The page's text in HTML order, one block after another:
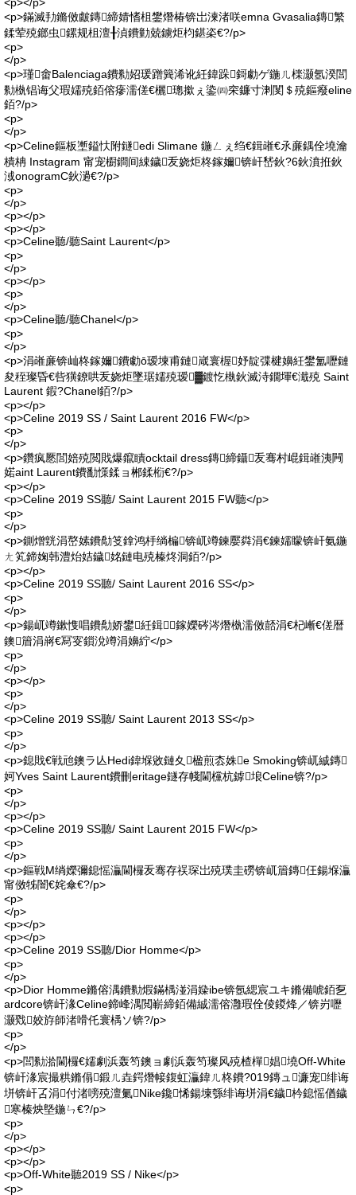
<p>鏋滅劧鏅傚皻鏄締婧愭柤鐢熸椿锛岀湅渚咲emna Gvasalia鏄繁
鍒荤殑鎯虫鏍规柤澶╂湞鐨勭兢鐪炬枃鍖栥€?/p>
<p>
</p>
<p>瑾畬Balenciaga鐨勬妱瑗蹭簨浠讹紝鍏跺鎶勮ゲ鍦ㄦ檪灏氬湀閭
勬槸锠诲父瑕嬬殑銆傛瘮濡傞€欐璁撳ぇ鍌㈣穼鐮寸溂閺＄殑鏂癈eline
銆?/p>
<p>
</p>
<p>Celine鏂板壍鎰忕附鐩edi Slimane 鍦ㄥぇ绉€鍓嶉€氶亷鍝佺墝瀹
樻柟 Instagram 甯宠櫉鐧间綀鐬叐娆炬柊鎵嬭锛屽嵆鈥?6鈥濆拰鈥
淢onogramC鈥濄€?/p>
<p>
</p>
<p></p>
<p></p>
<p>Celine聽/聽Saint Laurent</p>
<p>
</p>
<p></p>
<p>
</p>
<p>Celine聽/聽Chanel</p>
<p>
</p>
<p>涓嶉亷锛屾柊鎵嬭鐨勮ō瑷堜甫鏈嵅寰楃妤靛弽楗嬶紝鐢氳嚦鏈
夋秷璨昏€呰獚鐐哄叐娆炬墜琚嬬殑瑷▓鍍忔槸鈥滅洔鐗堚€濈殑 Saint
Laurent 鍜?Chanel銆?/p>
<p></p>
<p>Celine 2019 SS / Saint Laurent 2016 FW</p>
<p>
</p>
<p>鑽疯憠閭婄殑閲戝爆鑹瞔ocktail dress鏄締鑷叐骞村崐鍓嶉洟闁
婼aint Laurent鐨勫憡鍒ョ郴鍒椼€?/p>
<p></p>
<p>Celine 2019 SS聽/ Saint Laurent 2015 FW聽</p>
<p>
</p>
<p>鍘熷皝涓嶅嫊鐨勪笅鎿鸿杽绱楄锛屼竴鍊嬮粦涓€鍊嬬矇锛屽氨鍦
ㄤ笂鍗婅韩澧炲姞鐬姳鏈电殑榛炵洞銆?/p>
<p></p>
<p>Celine 2019 SS聽/ Saint Laurent 2016 SS</p>
<p>
</p>
<p>鍚屼竴鏉愯唱鐨勪娇鐢紝鍓鎵嬫硶涔熸槸濡傚嚭涓€杞嶃€傞暦
鐭篃涓嶈€冩叜鎻涗竴涓嬶紵</p>
<p>
</p>
<p></p>
<p>
</p>
<p>Celine 2019 SS聽/ Saint Laurent 2013 SS</p>
<p>
</p>
<p>鎴戝€戦兘鐭ラ亾Hedi鍏堢敓鏈夊楹煎枩姝e Smoking锛屼絾鏄
妸Yves Saint Laurent鐨刪eritage鐩存帴閫欓杭鎼埌Celine锛?/p>
<p>
</p>
<p></p>
<p>Celine 2019 SS聽/ Saint Laurent 2015 FW</p>
<p>
</p>
<p>鏂戦Μ绱嬫彌鎴愮灜閫欏叐骞存祦琛岀殑璞圭磱锛屼篃鏄仼鍚堢灜
甯傚牬闇€姹傘€?/p>
<p>
</p>
<p></p>
<p></p>
<p>Celine 2019 SS聽/Dior Homme</p>
<p>
</p>
<p>Dior Homme鏅傛湡鐨勬煆鏋楀湴涓媣ibe锛氬緦宸ユキ鏅備唬銆乭
ardcore锛屽湪Celine鍗峰湡閲嶄締銆備絾濡傛灉瑕佺倰鍐烽／锛岃嚦
灏戣姣斿師渚嗗仛寰楀ソ锛?/p>
<p>
</p>
<p>閭勬湁閫欏€嬬劇浜轰笉鐭ョ劇浜轰笉璨风殑楂樿娼墝Off-White
锛屽湪宸撮粠鏅傝鍛ㄦ垚鍔熸帹鍑虹灜鍏ㄦ柊鐨?019鏄ュ濂宠绯诲
垪锛屽叾涓付渚嗙殑澶氭Nike鑱悕鍚堜綔绯诲垪涓€鐬枔鎴愮偤鐬
寒榛炴墍鍦ㄣ€?/p>
<p>
</p>
<p></p>
<p></p>
<p>Off-White聽2019 SS / Nike</p>
<p>